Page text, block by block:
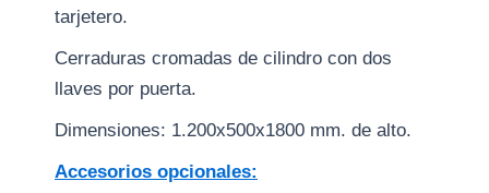
tarjetero.
Cerraduras cromadas de cilindro con dos
llaves por puerta.
Dimensiones: 1.200x500x1800 mm. de alto.
Accesorios opcionales: